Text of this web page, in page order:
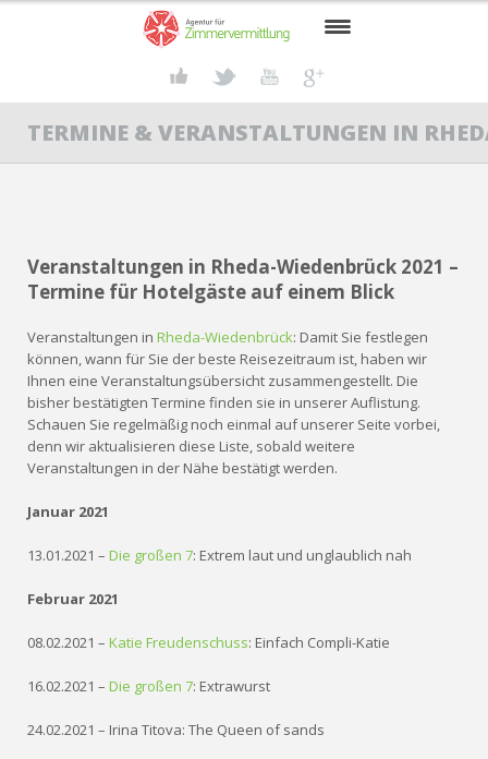
SUCHENDE
RHEDA-WIEDENBRÜCK
KONTAKT
TERMINE & VERANSTALTUNGEN IN
Veranstaltungen in Rheda-Wiedenbrück 2021 –
Termine für Hotelgäste auf einem Blick
Veranstaltungen inRheda-Wiedenbrück: Damit Sie festlegen
können, wann für Sie der beste Reisezeitraum ist, haben wir
Ihnen eine Veranstaltungsübersicht zusammengestellt. Die
bisher bestätigten Termine finden sie in unserer Auflistung.
Schauen Sie regelmäßig noch einmal auf unserer Seite vorbei,
denn wir aktualisieren diese Liste, sobald weitere
Veranstaltungen in der Nähe bestätigt werden.
Januar 2021
13.01.2021 –Die großen 7: Extrem laut und unglaublich nah
Februar 2021
08.02.2021 –Katie Freudenschuss: Einfach Compli-Katie
16.02.2021 –Die großen 7: Extrawurst
24.02.2021 – Irina Titova: The Queen of sands